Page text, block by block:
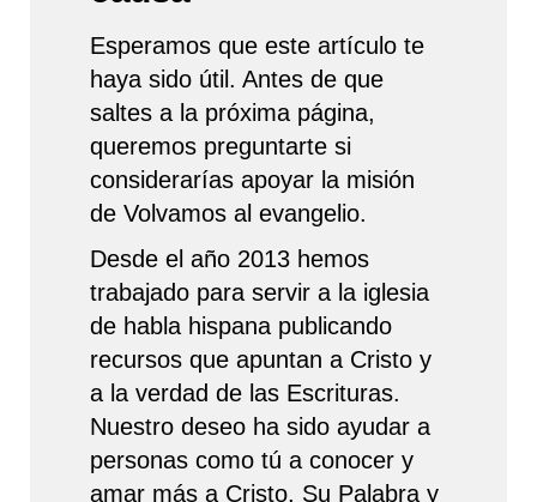
Esperamos que este artículo te
haya sido útil. Antes de que
saltes a la próxima página,
queremos preguntarte si
considerarías apoyar la misión
de Volvamos al evangelio.
Desde el año 2013 hemos
trabajado para servir a la iglesia
de habla hispana publicando
recursos que apuntan a Cristo y
a la verdad de las Escrituras.
Nuestro deseo ha sido ayudar a
personas como tú a conocer y
amar más a Cristo, Su Palabra y